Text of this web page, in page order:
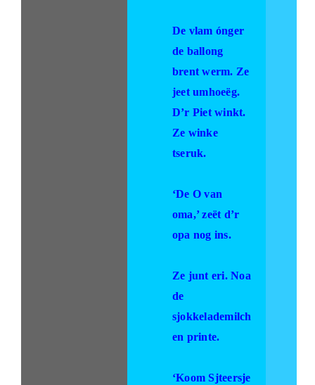
De vlam ónger
de ballong
brent werm. Ze
jeet umhoeëg.
D’r Piet winkt.
Ze winke
tseruk.
‘De O van
oma,’ zeët d’r
opa nog ins.
Ze junt eri. Noa
de
sjokkelademilch
en printe.
‘Koom Sjteersje